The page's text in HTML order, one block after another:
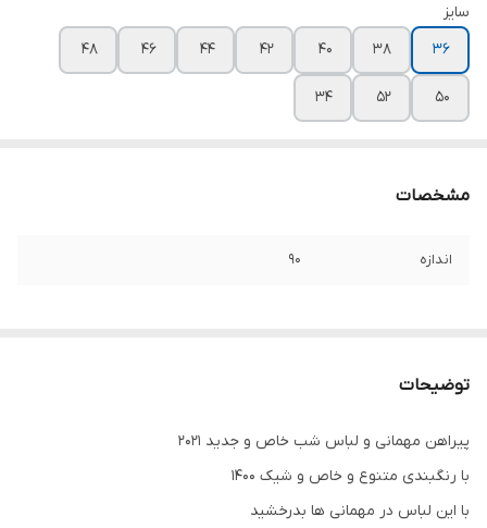
سایز
36
38
40
42
44
46
48
50
52 ۳۴
مشخصات
اندازه ۹۰
توضیحات
پیراهن مهمانی و لباس شب خاص و جدید ۲۰۲۱
با رنگبندی متنوع و خاص و شیک ۱۴۰۰
با این لباس در مهمانی ها بدرخشید